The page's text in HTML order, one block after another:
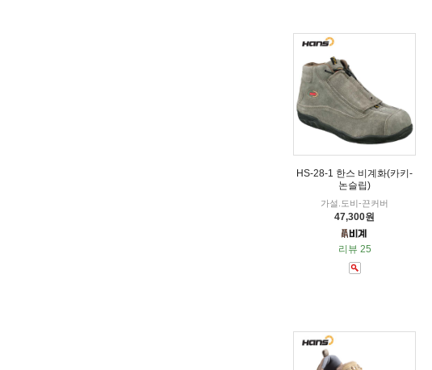
HS-28-1 한스 비계화(카키-
논슬립)
가설.도비-끈커버
47,300원
리뷰 25